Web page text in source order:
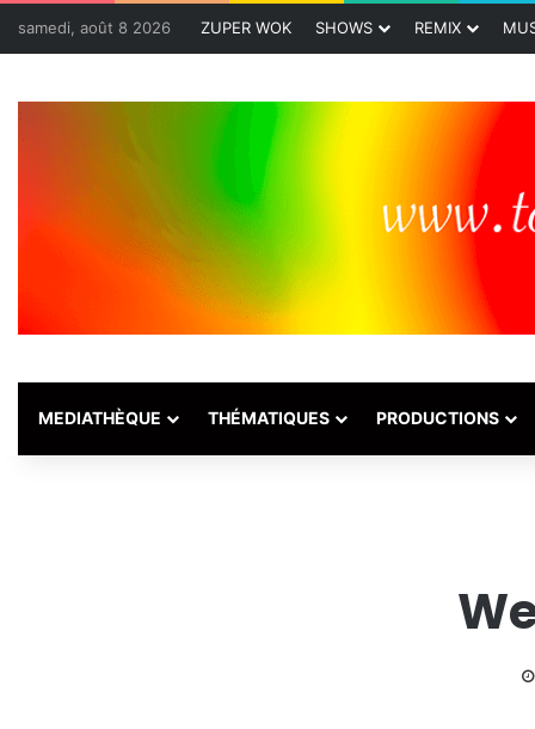
samedi, août 8 2026 ZUPER WOK SHOWS REMIX
MEDIATHÈQUE THÉMATIQUES PRODUCTIONS